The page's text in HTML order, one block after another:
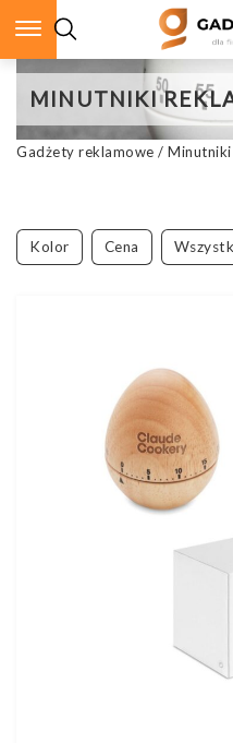
MINUTNIKI
Gadżety reklamowe /
Kolor Cena